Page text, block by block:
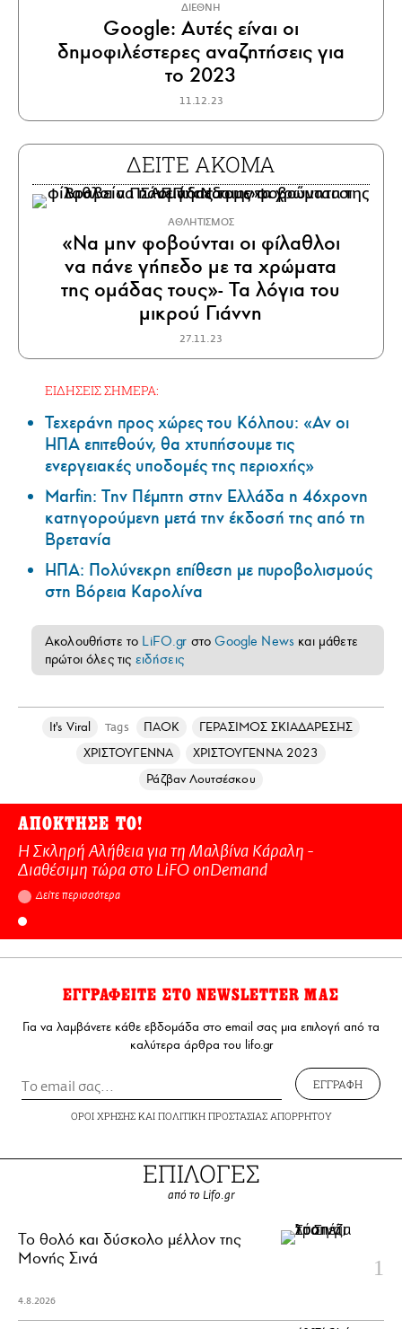
ΔΙΕΘΝΗ
Google: Αυτές είναι οι
δημοφιλέστερες αναζητήσεις για
το 2023
11.12.23
ΔΕΙΤΕ ΑΚΟΜΑ
ΑΘΛΗΤΙΣΜΟΣ
«Να μην φοβούνται οι φίλαθλοι
να πάνε γήπεδο με τα χρώματα
της ομάδας τους»- Τα λόγια του
μικρού Γιάννη
27.11.23
ΕΙΔΗΣΕΙΣ ΣΗΜΕΡΑ:
Τεχεράνη προς χώρες του Κόλπου: «Αν οι
ΗΠΑ επιτεθούν, θα χτυπήσουμε τις
ενεργειακές υποδομές της περιοχής»
Marfin: Την Πέμπτη στην Ελλάδα η 46χρονη
κατηγορούμενη μετά την έκδοσή της από τη
Βρετανία
ΗΠΑ: Πολύνεκρη επίθεση με πυροβολισμούς
στη Βόρεια Καρολίνα
Ακολουθήστε το LiFO.gr στοGoogle News και μάθετε
πρώτοι όλες τις ειδήσεις
It's Viral Tags ΠΑΟΚ
ΓΕΡΑΣΙΜΟΣ ΣΚΙΑΔΑΡΕΣΗΣ
ΧΡΙΣΤΟΥΓΕΝΝΑ
ΧΡΙΣΤΟΥΓΕΝΝΑ 2023
Ράζβαν Λουτσέσκου
ΑΠΟΚΤΗΣΕ ΤΟ!
Η Σκληρή Αλήθεια για τη Μαλβίνα Κάραλη -
Διαθέσιμη τώρα στo LiFO onDemand
Δείτε περισσότερα
ΕΓΓΡΑΦΕΙΤΕ ΣΤΟ NEWSLETTER ΜΑΣ
Για να λαμβάνετε κάθε εβδομάδα στο email σας μια επιλογή από τα
καλύτερα άρθρα του lifo.gr
ΕΓΓΡΑΦΗ
ΟΡΟΙ ΧΡΗΣΗΣΚΑΙ ΠΟΛΙΤΙΚΗ ΠΡΟΣΤΑΣΙΑΣ ΑΠΟΡΡΗΤΟΥ
ΕΠΙΛΟΓΕΣ
από το Lifo.gr
Το θολό και δύσκολο μέλλον της
Μονής Σινά
4.8.2026